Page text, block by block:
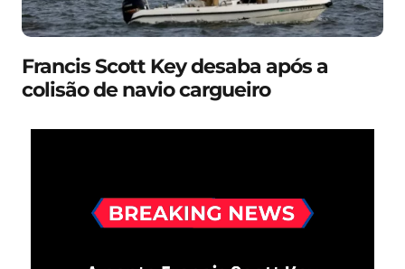
Francis Scott Key desaba após a
colisão de navio cargueiro